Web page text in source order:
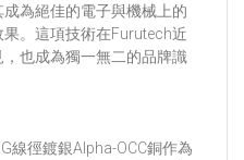
為絕佳的電子與機械上的
。這項技術在Furutech近
也成為獨一無二的品牌識
線徑鍍銀Alpha-OCC銅作為